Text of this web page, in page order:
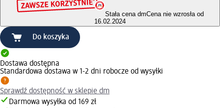
Stała cena dmCena nie wzrosła od
16.02.2024
Do koszyka
Dostawa dostępna
Standardowa dostawa w 1-2 dni robocze od wysyłki
Sprawdź dostępność w sklepie dm
Darmowa wysyłka od 169 zł